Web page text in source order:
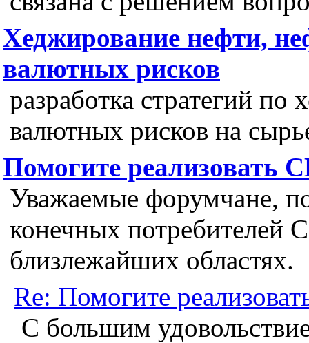
Хеджирование нефти,
валютных рисков
разработка стратегий
валютных рисков на
Помогите реализовать
Уважаемые форумчане,
конечных потребителей
близлежайших областях.
Re: Помогите
С большим